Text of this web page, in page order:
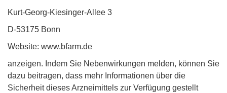
Kurt-Georg-Kiesinger-Allee 3
D-53175 Bonn
Website: www.bfarm.de
anzeigen. Indem Sie Nebenwirkungen melden, können Sie
dazu beitragen, dass mehr Informationen über die
Sicherheit dieses Arzneimittels zur Verfügung gestellt